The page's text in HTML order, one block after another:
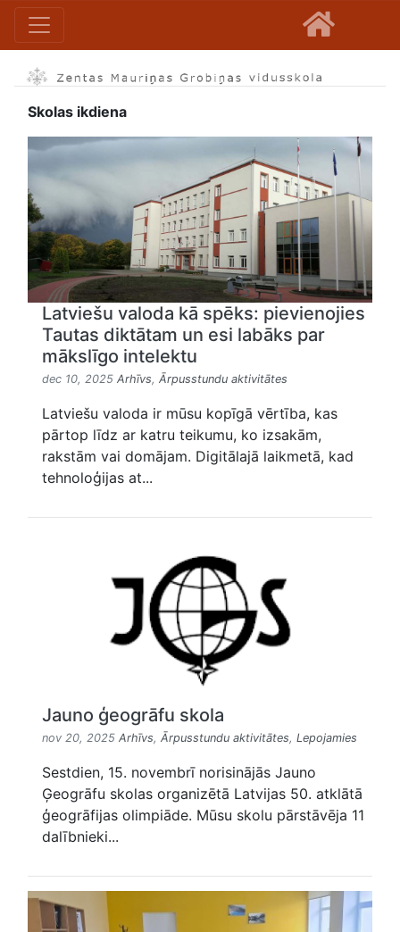
Skolas ikdiena
Latviešu valoda kā spēks: pievienojies
Tautas diktātam un esi labāks par
mākslīgo intelektu
dec 10, 2025 Arhīvs, Ārpusstundu aktivitātes
Latviešu valoda ir mūsu kopīgā vērtība, kas
pārtop līdz ar katru teikumu, ko izsakām,
rakstām vai domājam. Digitālajā laikmetā, kad
tehnoloģijas at...
Jauno ģeogrāfu skola
nov 20, 2025 Arhīvs, Ārpusstundu aktivitātes, Lepojamies
Sestdien, 15. novembrī norisinājās Jauno
Ģeogrāfu skolas organizētā Latvijas 50. atklātā
ģeogrāfijas olimpiāde. Mūsu skolu pārstāvēja 11
dalībnieki...